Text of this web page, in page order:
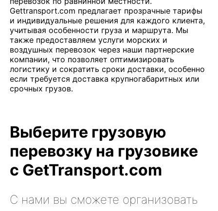
Gettransport.com предлагает прозрачные тарифы
и индивидуальные решения для каждого клиента,
учитывая особенности груза и маршрута. Мы
также предоставляем услуги морских и
воздушных перевозок через наши партнерские
компании, что позволяет оптимизировать
логистику и сократить сроки доставки, особенно
если требуется доставка крупногабаритных или
срочных грузов.
Выберите грузовую
перевозку на грузовике
с GetTransport.com
С нами вы сможете организовать